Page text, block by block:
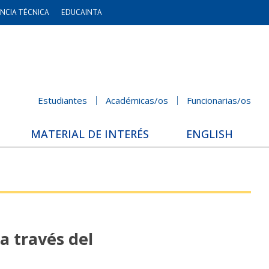
TÉCNICA EDUCAINTA
Estudiantes Académicas/os Funcionarias/os
MATERIAL DE INTERÉS ENGLISH
través del